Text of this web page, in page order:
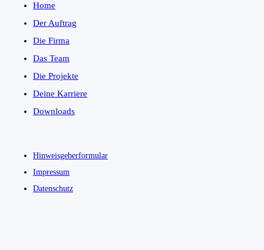
Home
Der Auftrag
Die Firma
Das Team
Die Projekte
Deine Karriere
Downloads
Hinweisgeberformular
Impressum
Datenschutz